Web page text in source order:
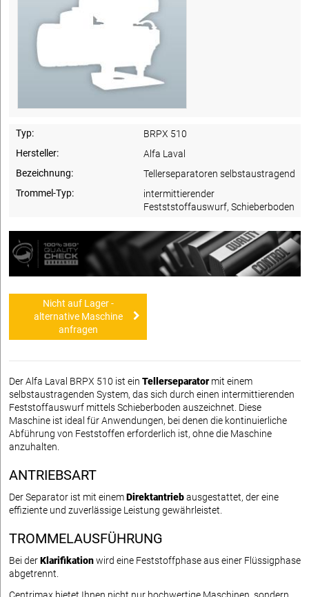
Typ:
BRPX 510
Hersteller:
Alfa Laval
Bezeichnung:
Tellerseparatoren selbstaustragend
Trommel-Typ:
intermittierender
Festststoffauswurf, Schieberboden
Nicht auf Lager -
alternative Maschine
anfragen
Der Alfa Laval BRPX 510 ist ein Tellerseparatormit einem
selbstaustragenden System, das sich durch einen intermittierenden
Feststoffauswurf mittels Schieberboden auszeichnet. Diese
Maschine ist ideal für Anwendungen, bei denen die kontinuierliche
Abführung von Feststoffen erforderlich ist, ohne die Maschine
anzuhalten.
ANTRIEBSART
Der Separator ist mit einemDirektantriebausgestattet, der eine
effiziente und zuverlässige Leistung gewährleistet.
TROMMELAUSFÜHRUNG
Bei derKlarifikationwird eine Feststoffphase aus einer Flüssigphase
abgetrennt.